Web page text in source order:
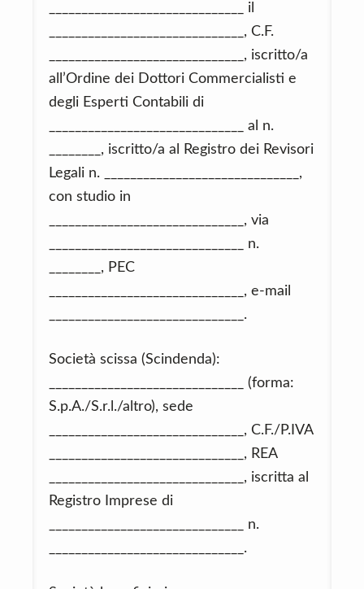
______________________________ il
______________________________, C.F.
______________________________, iscritto/a
all’Ordine dei Dottori Commercialisti e
degli Esperti Contabili di
______________________________ al n.
________, iscritto/a al Registro dei Revisori
Legali n. ______________________________,
con studio in
______________________________, via
______________________________ n.
________, PEC
______________________________, e-mail
______________________________.
Società scissa (Scindenda):
______________________________ (forma:
S.p.A./S.r.l./altro), sede
______________________________, C.F./P.IVA
______________________________, REA
______________________________, iscritta al
Registro Imprese di
______________________________ n.
______________________________.